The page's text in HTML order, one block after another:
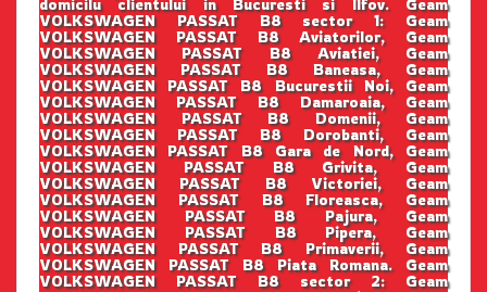
domicilu clientului in Bucuresti si Ilfov. Geam
VOLKSWAGEN PASSAT B8 sector 1: Geam
VOLKSWAGEN PASSAT B8 Aviatorilor, Geam
VOLKSWAGEN PASSAT B8 Aviatiei, Geam
VOLKSWAGEN PASSAT B8 Baneasa, Geam
VOLKSWAGEN PASSAT B8 Bucurestii Noi, Geam
VOLKSWAGEN PASSAT B8 Damaroaia, Geam
VOLKSWAGEN PASSAT B8 Domenii, Geam
VOLKSWAGEN PASSAT B8 Dorobanti, Geam
VOLKSWAGEN PASSAT B8 Gara de Nord, Geam
VOLKSWAGEN PASSAT B8 Grivita, Geam
VOLKSWAGEN PASSAT B8 Victoriei, Geam
VOLKSWAGEN PASSAT B8 Floreasca, Geam
VOLKSWAGEN PASSAT B8 Pajura, Geam
VOLKSWAGEN PASSAT B8 Pipera, Geam
VOLKSWAGEN PASSAT B8 Primaverii, Geam
VOLKSWAGEN PASSAT B8 Piata Romana. Geam
VOLKSWAGEN PASSAT B8 sector 2: Geam